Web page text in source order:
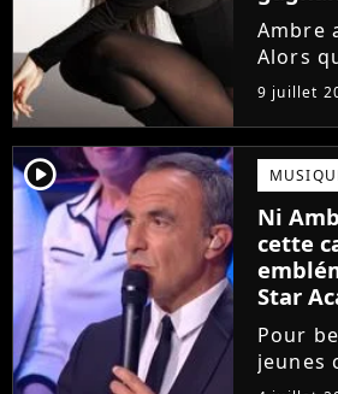
Ambre
Alors
single
qu'elle
saison
dates
9 juillet
player2
Ni
cette
Star
traitée
Pour
jeunes